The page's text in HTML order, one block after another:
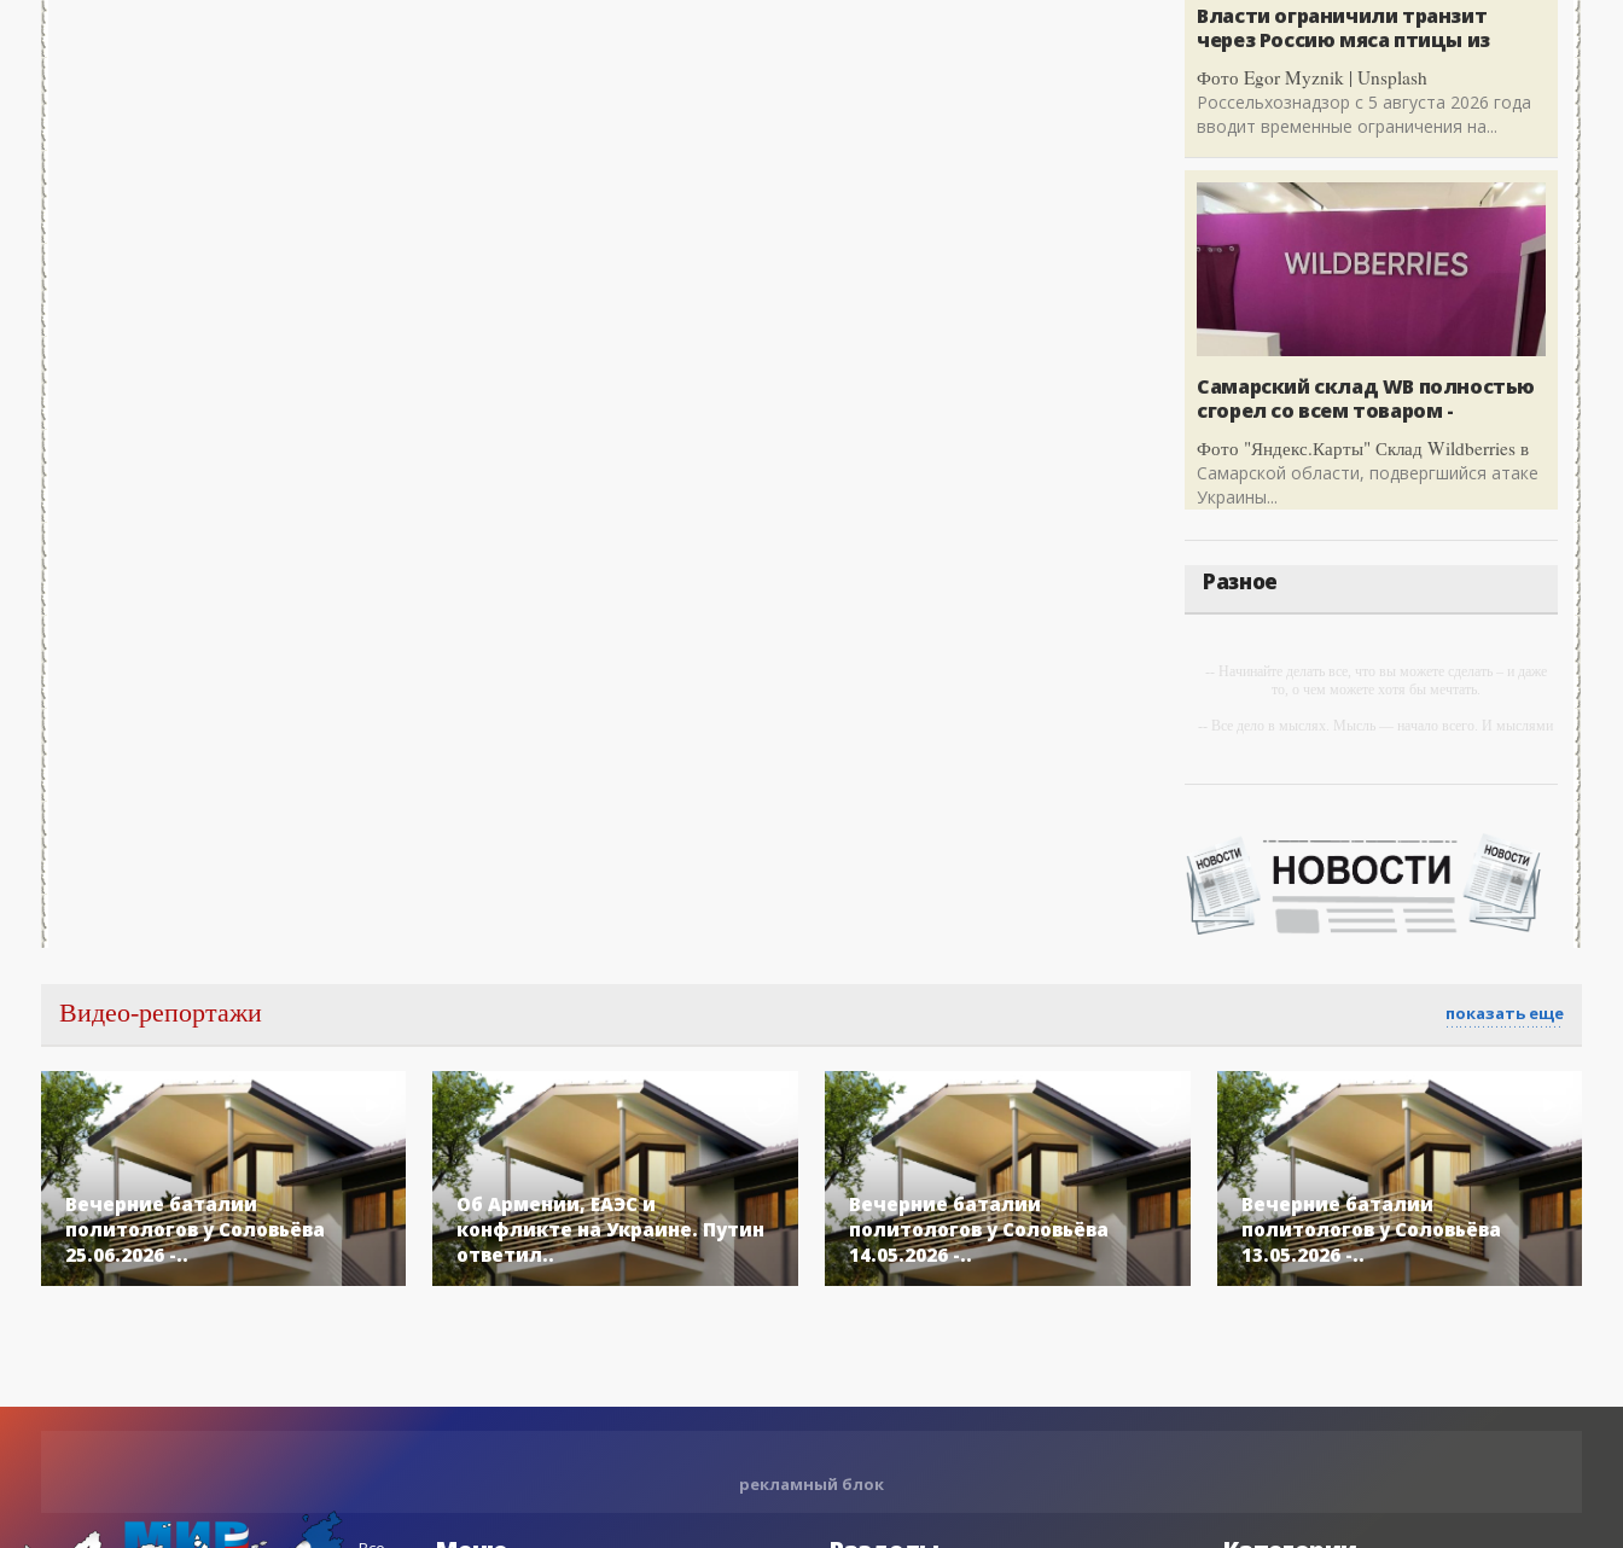
Власти ограничили транзит
через Россию мяса птицы из
Фото Egor Myznik | Unsplash
Россельхознадзор с 5 августа 2026 года
вводит временные ограничения на...
Самарский склад WB полностью
сгорел со всем товаром -
Фото "Яндекс.Карты" Склад Wildberries в
Самарской области, подвергшийся атаке
Украины...
Разное
-- Начинайте делать все, что вы можете сделать – и даже
то, о чем можете хотя бы мечтать.
-- Все дело в мыслях. Мысль — начало всего. И мыслями
-- Самое большое богатство — это ум. Самая большая
нищета — глупость. Из всех страхов самый пугающий —
самолюбование.
-- Лучшее, что можно сделать с хорошим советом, это
Видео-репортажи показать еще
Вечерние баталии
политологов у Соловьёва
25.06.2026 -..
Об Армении, ЕАЭС и
конфликте на Украине. Путин
ответил..
Вечерние баталии
политологов у Соловьёва
14.05.2026 -..
Вечерние баталии
политологов у Соловьёва
13.05.2026 -..
рекламный блок